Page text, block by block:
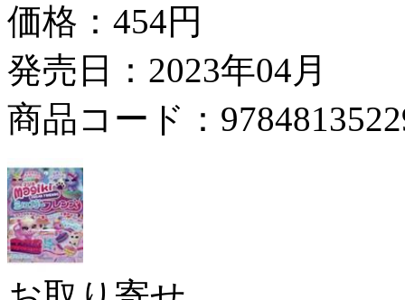
価格： 454円
発売日：2023年04月
商品コード：